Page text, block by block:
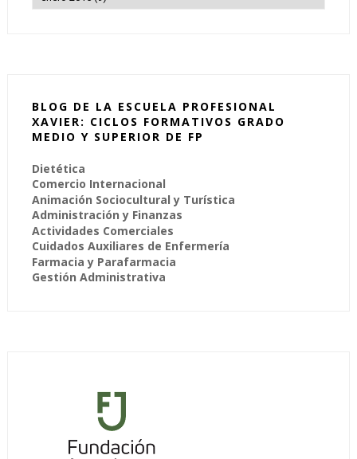
BLOG DE LA ESCUELA PROFESIONAL
XAVIER: CICLOS FORMATIVOS GRADO
MEDIO Y SUPERIOR DE FP
Dietética
Comercio Internacional
Animación Sociocultural y Turística
Administración y Finanzas
Actividades Comerciales
Cuidados Auxiliares de Enfermería
Farmacia y Parafarmacia
Gestión Administrativa